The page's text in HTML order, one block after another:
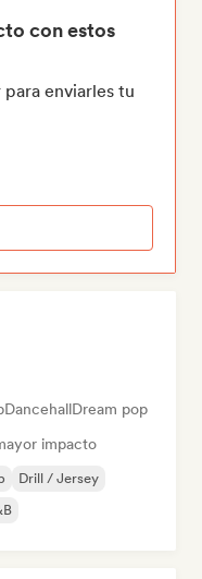
con estos
para enviarles tu
DancehallDream pop
impacto
Drill / Jersey